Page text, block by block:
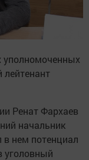
уполномоченных
лейтенант
Ренат Фархаев
начальник
в нем потенциал
уголовный